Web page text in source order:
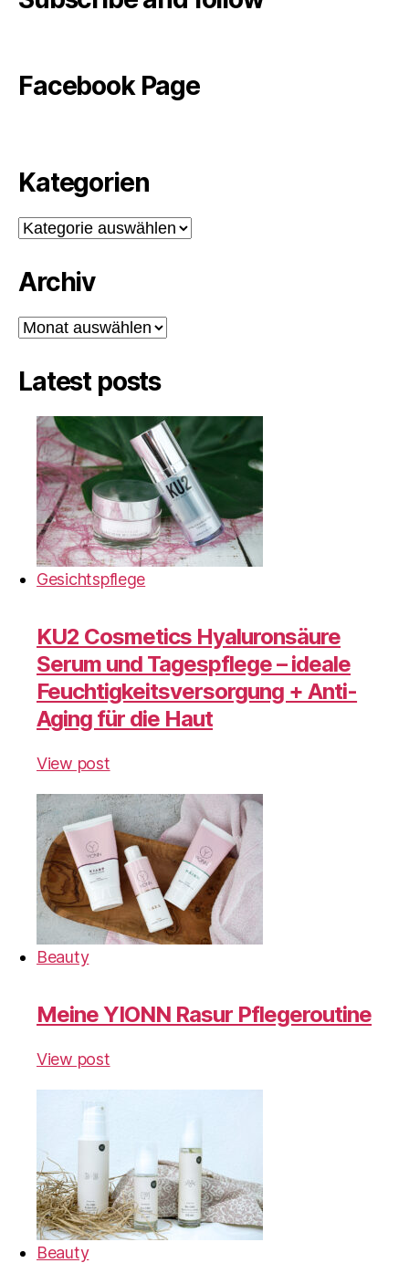
Facebook Page
Kategorien
Kategorien
Archiv
Archiv
Latest posts
Gesichtspflege
KU2 Cosmetics Hyaluronsäure
Serum und Tagespflege – ideale
Feuchtigkeitsversorgung + Anti-
Aging für die Haut
View post
Beauty
Meine YIONN Rasur Pflegeroutine
View post
Beauty